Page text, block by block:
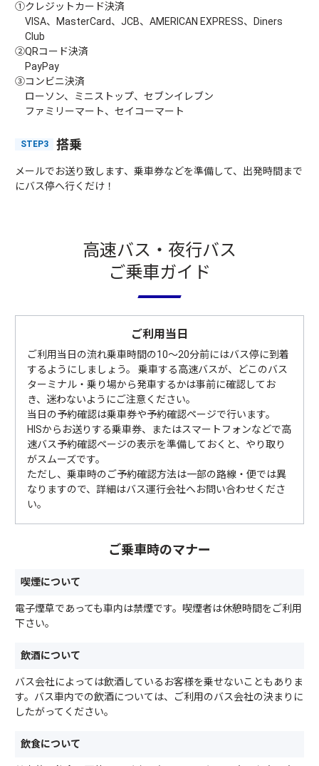
①クレジットカード決済
VISA、MasterCard、JCB、AMERICAN EXPRESS、Diners
Club
②QRコード決済
PayPay
③コンビニ決済
ローソン、ミニストップ、セブンイレブン
ファミリーマート、セイコーマート
STEP3 搭乗
メールでお送り致します、乗車券などを準備して、出発時間まで
にバス停へ行くだけ！
高速バス・夜行バス
ご乗車ガイド
ご利用当日
ご利用当日の流れ乗車時間の10〜20分前にはバス停に到着
するようにしましょう。 乗車する高速バスが、どこのバス
ターミナル・乗り場から発車するかは事前に確認してお
き、迷わないようにご注意ください。
当日の予約確認は乗車券や予約確認ページで行います。
HISからお送りする乗車券、またはスマートフォンなどで高
速バス予約確認ページの表示を準備しておくと、やり取り
がスムーズです。
ただし、乗車時のご予約確認方法は一部の路線・便では異
なりますので、詳細はバス運行会社へお問い合わせくださ
い。
ご乗車時のマナー
喫煙について
電子煙草であっても車内は禁煙です。喫煙者は休憩時間をご利用
下さい。
飲酒について
バス会社によっては飲酒しているお客様を乗せないこともありま
す。バス車内での飲酒については、ご利用のバス会社の決まりに
したがってください。
飲食について